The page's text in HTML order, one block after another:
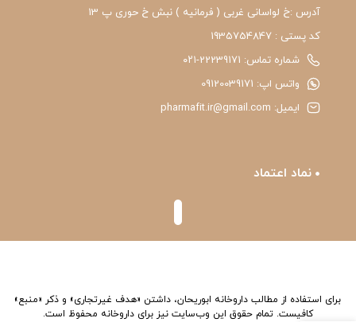
آدرس :خ لواسانی غربی ( فرمانیه ) نبش خ حوری پ 13
کد پستی : 1935754847
شماره تماس: 22239171-۰۲۱
واتس اپ: 09120039171
ایمیل: pharmafit.ir@gmail.com
نماد اعتماد
برای استفاده از مطالب داروخانه ابوریحان، داشتن «هدف غیرتجاری» و ذکر «منبع»
کافیست. تمام حقوق اين وب‌سايت نیز برای داروخانه محفوظ است.